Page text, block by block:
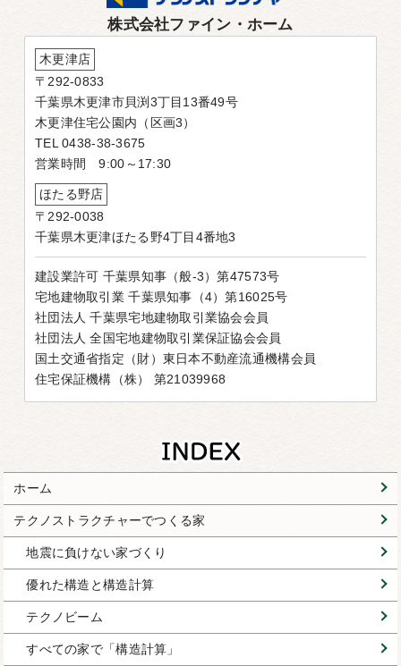
株式会社ファイン・ホーム
木更津店
〒292-0833
千葉県木更津市貝渕3丁目13番49号
木更津住宅公園内（区画3）
TEL 0438-38-3675
営業時間 9:00～17:30
ほたる野店
〒292-0038
千葉県木更津ほたる野4丁目4番地3
建設業許可 千葉県知事（般-3）第47573号
宅地建物取引業 千葉県知事（4）第16025号
社団法人 千葉県宅地建物取引業協会会員
社団法人 全国宅地建物取引業保証協会会員
国土交通省指定（財）東日本不動産流通機構会員
住宅保証機構（株） 第21039968
ホーム
テクノストラクチャーでつくる家
地震に負けない家づくり
優れた構造と構造計算
テクノビーム
すべての家で「構造計算」